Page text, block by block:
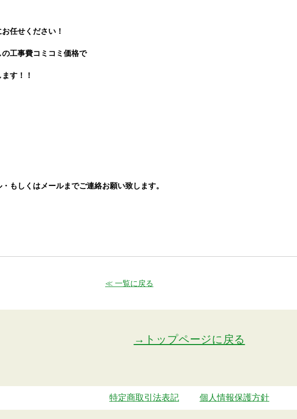
任せください！
工事費コミコミ価格で
ます ！！
もしくはメールまでご連絡お願い致します。
≪ 一覧に戻る
→トップページに戻る
特定商取引法表記 個人情報保護方針